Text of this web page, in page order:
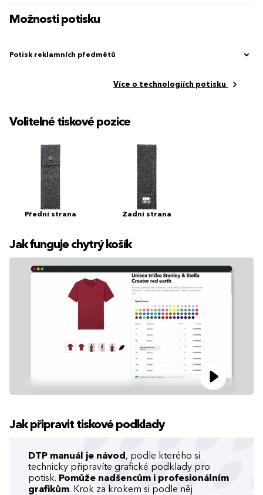
Možnosti potisku
Potisk reklamních předmětů
Více o technologiích potisku
Volitelné tiskové pozice
Přední strana Zadní strana
Jak funguje chytrý košík
Jak připravit tiskové podklady
DTP manuál je návod , podle kterého si
technicky připravíte grafické podklady pro
potisk. Pomůže nadšencům i profesionálním
grafikům. Krok za krokem si podle něj